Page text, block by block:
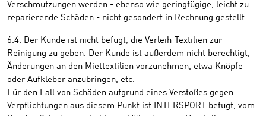
Verschmutzungen werden - ebenso wie geringfügige, leicht zu
reparierende Schäden - nicht gesondert in Rechnung gestellt.
6.4. Der Kunde ist nicht befugt, die Verleih-Textilien zur
Reinigung zu geben. Der Kunde ist außerdem nicht berechtigt,
Änderungen an den Miettextilien vorzunehmen, etwa Knöpfe
oder Aufkleber anzubringen, etc.
Für den Fall von Schäden aufgrund eines Verstoßes gegen
Verpflichtungen aus diesem Punkt ist INTERSPORT befugt, vom